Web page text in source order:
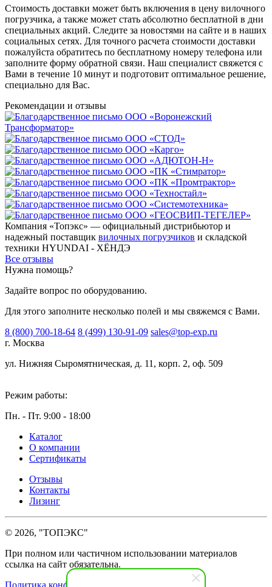
Стоимость доставки может быть включения в цену вилочного
погрузчика, а также может стать абсолютно бесплатной в дни
специальных акций. Следите за новостями на сайте и в наших
социальных сетях. Для точного расчета стоимости доставки
пожалуйста обратитесь по бесплатному номеру телефона или
заполните форму обратной связи. Наш специалист свяжется с
Вами в течение 10 минут и подготовит оптимальное решение,
специально для Вас.
Рекомендации и отзывы
Компания «Топэкс» — официальный дистрибьютор и
надежный поставщик вилочных погрузчиков и складской
техники HYUNDAI - ХЁНДЭ
Все отзывы
Нужна помощь?
Задайте вопрос по оборудованию.
Для этого заполните несколько полей и мы свяжемся с Вами.
8 (800) 700-18-64 8 (499) 130-91-09 sales@top-exp.ru
г. Москва
ул. Нижняя Сыромятническая, д. 11, корп. 2, оф. 509
Режим работы:
Пн. - Пт. 9:00 - 18:00
Каталог
О компании
Сертификаты
Отзывы
Контакты
Лизинг
© 2026, "ТОПЭКС"
При полном или частичном использовании материалов
ссылка на сайт обязательна.